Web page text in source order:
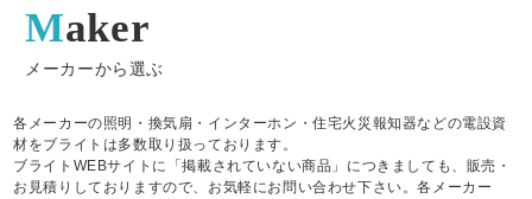
Maker
メーカーから選ぶ
各メーカーの照明・換気扇・インターホン・住宅火災報知器などの電設資
材をブライトは多数取り扱っております。
ブライトWEBサイトに「掲載されていない商品」につきましても、販売・
お見積りしておりますので、お気軽にお問い合わせ下さい。各メーカー